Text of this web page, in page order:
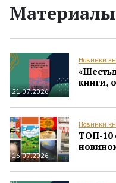
Материалы
21.07.2026
Новинки
книги,
16.07.2026
Новинки
ТОП-10